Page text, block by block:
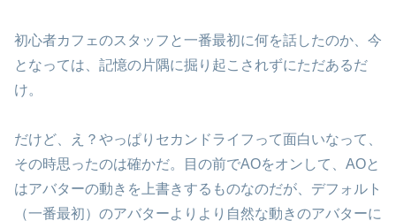
初心者カフェのスタッフと一番最初に何を話したのか、今
となっては、記憶の片隅に掘り起こされずにただあるだ
け。
だけど、え？やっぱりセカンドライフって面白いなって、
その時思ったのは確かだ。目の前でAOをオンして、AOと
はアバターの動きを上書きするものなのだが、デフォルト
（一番最初）のアバターよりより自然な動きのアバターに